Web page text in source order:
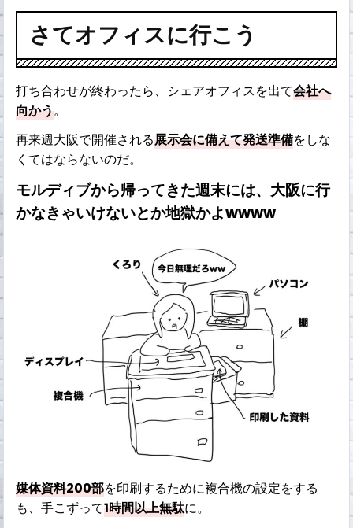
さてオフィスに行こう
打ち合わせが終わったら、シェアオフィスを出て会社へ
向かう。
再来週大阪で開催される展示会に備えて発送準備をしな
くてはならないのだ。
モルディブから帰ってきた週末には、大阪に行
かなきゃいけないとか地獄かよwwww
媒体資料200部を印刷するために複合機の設定をする
も、手こずって1時間以上無駄に。